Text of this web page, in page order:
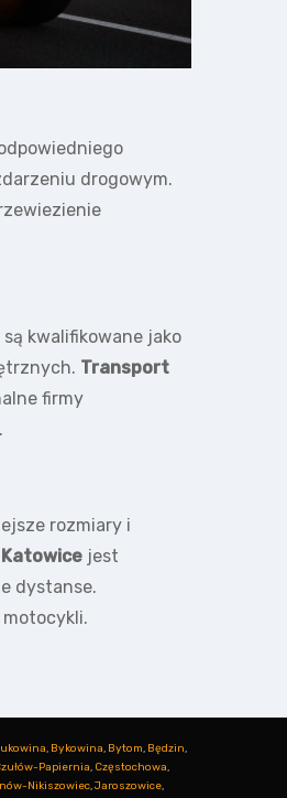
drogowym.
kwalifikowane jako
Transport
firmy
rozmiary i
jest
dystanse.
, Bykowina, Bytom, Będzin,
Papiernia, Częstochowa,
Nikiszowiec,Jaroszowice,